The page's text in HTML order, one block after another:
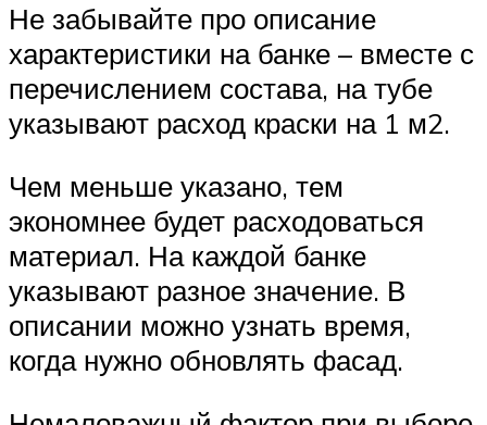
Не забывайте про описание
характеристики на банке – вместе с
перечислением состава, на тубе
указывают расход краски на 1 м2.
Чем меньше указано, тем
экономнее будет расходоваться
материал. На каждой банке
указывают разное значение. В
описании можно узнать время,
когда нужно обновлять фасад.